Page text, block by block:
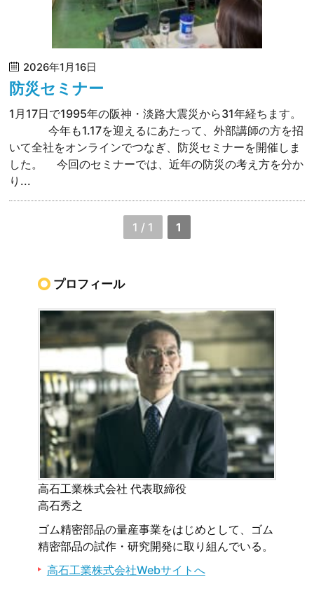
2026年1月16日
防災セミナー
1月17日で1995年の阪神・淡路大震災から31年経ちます。
今年も1.17を迎えるにあたって、外部講師の方を招
いて全社をオンラインでつなぎ、防災セミナーを開催しま
した。 今回のセミナーでは、近年の防災の考え方を分か
り...
1 / 1 1
プロフィール
高石工業株式会社 代表取締役
高石秀之
ゴム精密部品の量産事業をはじめとして、ゴム
精密部品の試作・研究開発に取り組んでいる。
高石工業株式会社Webサイトへ